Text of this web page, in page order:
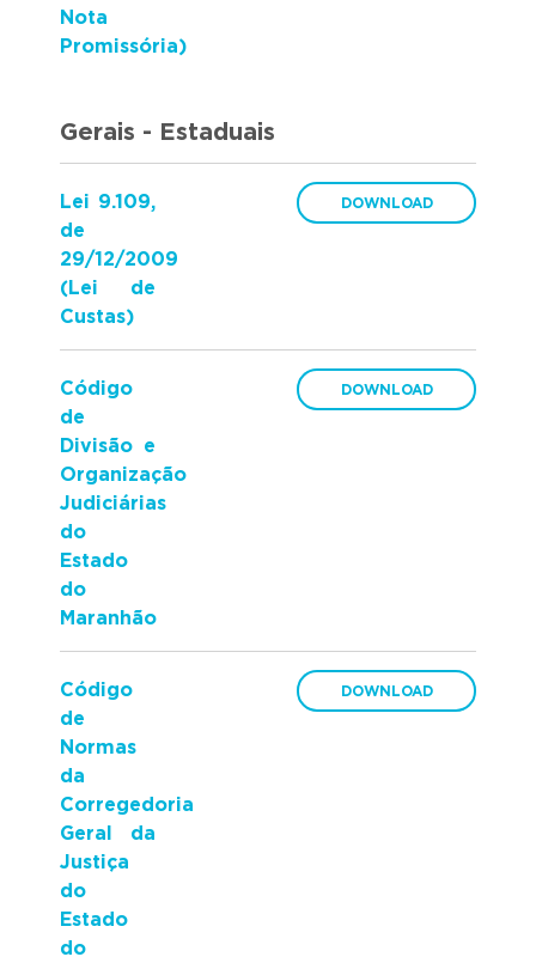
Nota
Promissória)
Gerais - Estaduais
Lei 9.109,
de
29/12/2009
(Lei de
Custas)
Código
de
Divisão e
Organização
Judiciárias
do
Estado
do
Maranhão
Código
de
Normas
da
Corregedoria
Geral da
Justiça
do
Estado
do